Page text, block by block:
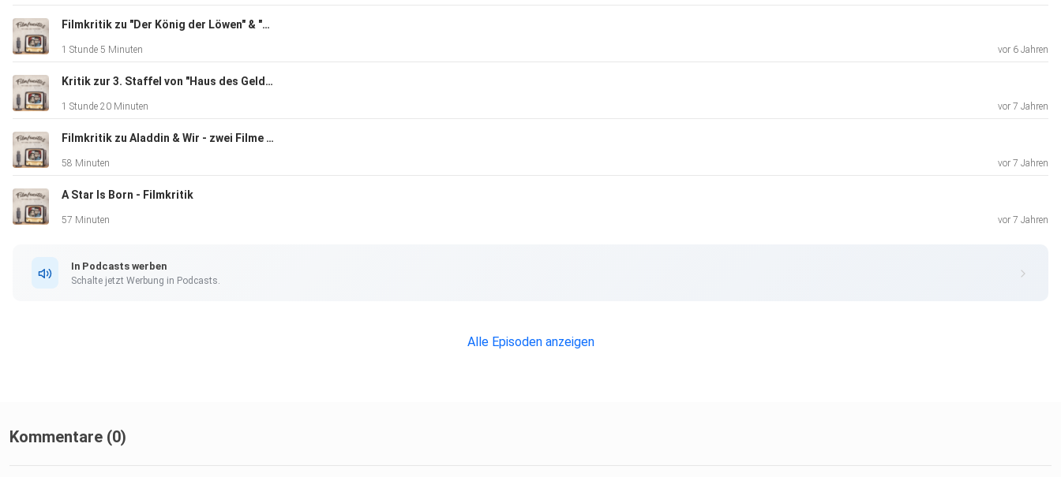
Filmkritik zu "Der König der Löwen" & "Men in Black: International" Review
1 Stunde 5 Minuten vor 6 Jahren
Kritik zur 3. Staffel von "Haus des Geldes" & "Stranger Things"
1 Stunde 20 Minuten vor 7 Jahren
Filmkritik zu Aladdin & Wir - zwei Filme wie sie unterschiedlicher nicht sein könnten
58 Minuten vor 7 Jahren
A Star Is Born - Filmkritik
57 Minuten vor 7 Jahren
In Podcasts werben
Schalte jetzt Werbung in Podcasts.
Alle Episoden anzeigen
Kommentare (0)